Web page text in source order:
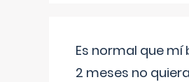
Es normal que mí
2 meses no